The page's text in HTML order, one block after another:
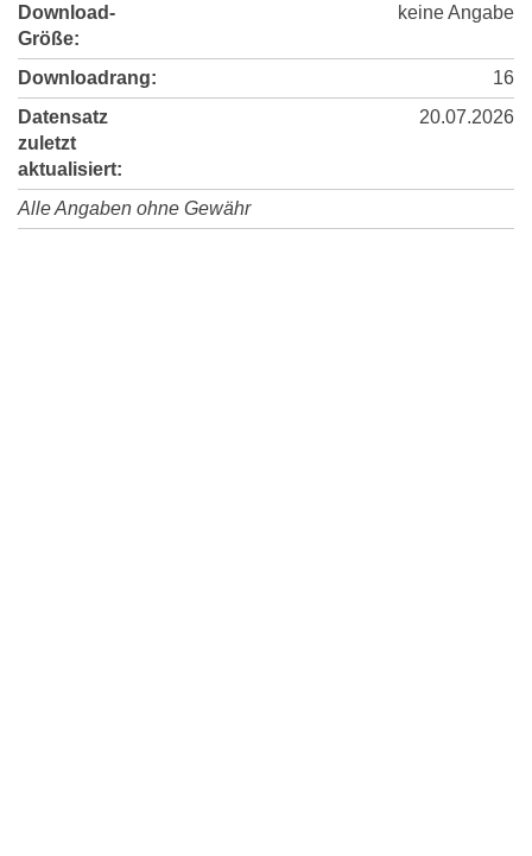
Download-
Größe:
keine Angabe
Downloadrang:
16
Datensatz
zuletzt
aktualisiert:
20.07.2026
Alle Angaben ohne Gewähr